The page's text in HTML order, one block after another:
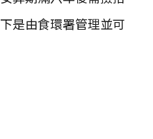
是由食環署管理並可